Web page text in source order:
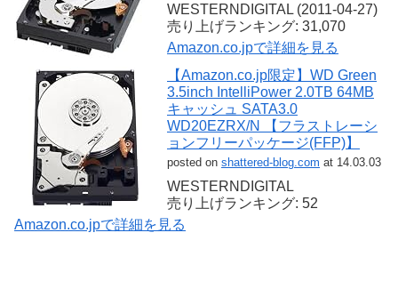
WESTERNDIGITAL (2011-04-27)
売り上げランキング: 31,070
Amazon.co.jpで詳細を見る
【Amazon.co.jp限定】WD Green
3.5inch IntelliPower 2.0TB 64MB
キャッシュ SATA3.0
WD20EZRX/N 【フラストレーシ
ョンフリーパッケージ(FFP)】
posted on shattered-blog.com at 14.03.03
WESTERNDIGITAL
売り上げランキング: 52
Amazon.co.jpで詳細を見る